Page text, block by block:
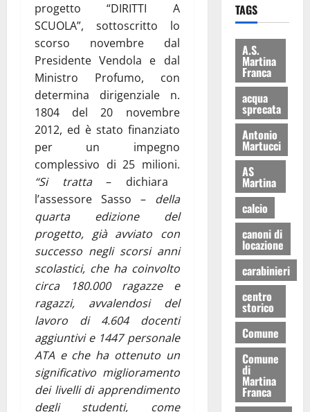
progetto “DIRITTI A
SCUOLA”, sottoscritto lo
scorso novembre dal
Presidente Vendola e dal
Ministro Profumo, con
determina dirigenziale n.
1804 del 20 novembre
2012, ed è stato finanziato
per un impegno
complessivo di 25 milioni.
“Si tratta– dichiara
l’assessore Sasso –della
quarta edizione del
progetto, già avviato con
successo negli scorsi anni
scolastici, che ha coinvolto
circa 180.000 ragazze e
ragazzi, avvalendosi del
lavoro di 4.604 docenti
aggiuntivi e 1447 personale
ATA e che ha ottenuto un
significativo miglioramento
dei livelli di apprendimento
degli studenti, come
TAGS
A.S.
Martina
Franca
acqua
sprecata
Antonio
Martucci
AS
Martina
calcio
canoni di
locazione
carabinieri
centro
storico
Comune
Comune
di
Martina
Franca